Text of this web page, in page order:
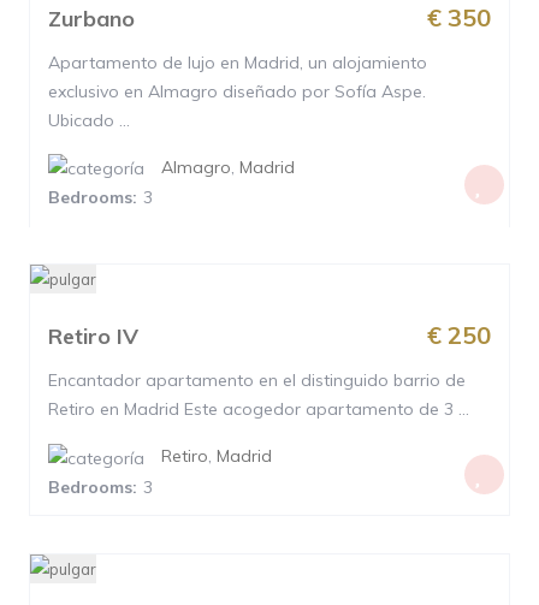
€ 350
Zurbano
Apartamento de lujo en Madrid, un alojamiento
exclusivo en Almagro diseñado por Sofía Aspe.
Ubicado ...
Almagro, Madrid
Bedrooms: 3
€ 250
Retiro IV
Encantador apartamento en el distinguido barrio de
Retiro en Madrid Este acogedor apartamento de 3 ...
Retiro, Madrid
Bedrooms: 3